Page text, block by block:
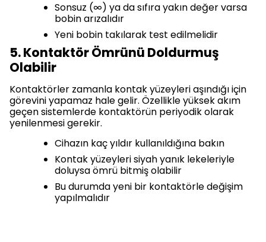
Sonsuz (∞) ya da sıfıra yakın değer varsa
bobin arızalıdır
Yeni bobin takılarak test edilmelidir
5. Kontaktör Ömrünü Doldurmuş
Olabilir
Kontaktörler zamanla kontak yüzeyleri aşındığı için
görevini yapamaz hale gelir. Özellikle yüksek akım
geçen sistemlerde kontaktörün periyodik olarak
yenilenmesi gerekir.
Cihazın kaç yıldır kullanıldığına bakın
Kontak yüzeyleri siyah yanık lekeleriyle
doluysa ömrü bitmiş olabilir
Bu durumda yeni bir kontaktörle değişim
yapılmalıdır